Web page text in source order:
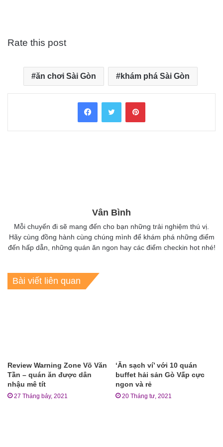
Rate this post
ăn chơi Sài Gòn khám phá Sài Gòn
FacebookTwitter Pinterest
Vân Bình
Mỗi chuyến đi sẽ mang đến cho bạn những trải nghiệm thú vị.
Hãy cùng đồng hành cùng chúng mình để khám phá những điểm
đến hấp dẫn, những quán ăn ngon hay các điểm checkin hot nhé!
Bài viết liên quan
Review Warning Zone Võ Văn
Tần – quán ăn được dân
nhậu mê tít
27 Tháng bảy, 2021
‘Ăn sạch ví’ với 10 quán
buffet hải sản Gò Vấp cực
ngon và rẻ
20 Tháng tư, 2021